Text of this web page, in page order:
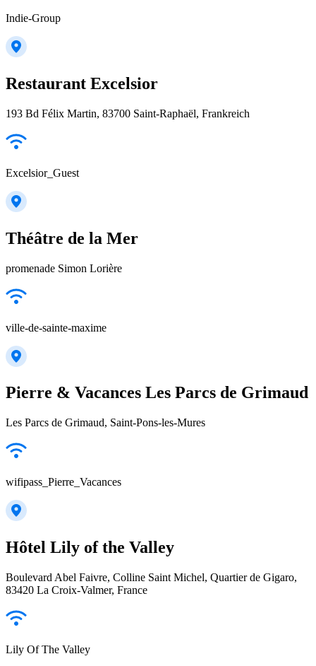
Indie-Group
Restaurant Excelsior
193 Bd Félix Martin, 83700 Saint-Raphaël, Frankreich
Excelsior_Guest
Théâtre de la Mer
promenade Simon Lorière
ville-de-sainte-maxime
Pierre & Vacances Les Parcs de Grimaud
Les Parcs de Grimaud, Saint-Pons-les-Mures
wifipass_Pierre_Vacances
Hôtel Lily of the Valley
Boulevard Abel Faivre, Colline Saint Michel, Quartier de Gigaro,
83420 La Croix-Valmer, France
Lily Of The Valley